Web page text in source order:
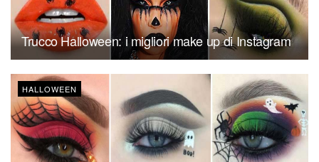
Trucco Halloween: i migliori make up di Instagram
HALLOWEEN